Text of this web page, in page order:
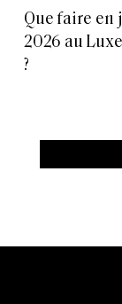
Que faire en
2026 au
?